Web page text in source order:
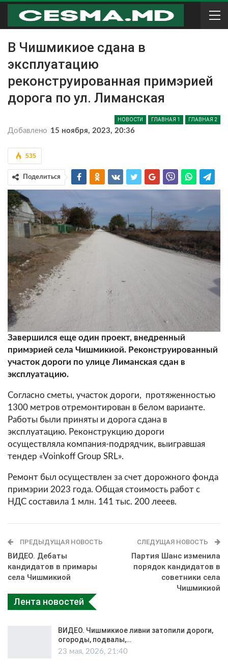
В Чишмикиое сдана в
эксплуатацию
реконструированная примэрией
дорога по ул. Лиманская
НОВОСТИ ГЛАВНАЯ 1 ГЛАВНАЯ 2
Добавлено 15 ноября, 2023, 20:36
535
Поделиться
Завершился еще один проект, внедренный
примэрией села Чишмикиой. Реконструированный
участок дороги по улице Лиманская сдан в
эксплуатацию.
Согласно сметы, участок дороги, протяженностью
1300 метров отремонтирован в белом варианте.
Работы были приняты и дорога сдана в
эксплуатацию. Реконструкцию дороги
осуществляла компания-подрядчик, выигравшая
тендер «Voinkoff Group SRL».
Ремонт был осуществлен за счет дорожного фонда
примэрии 2023 года. Общая стоимость работ с
НДС составила 1 млн. 141 тыс. 200 лееев.
ПРЕДЫДУЩАЯ НОВОСТЬ
ВИДЕО. Дебаты
кандидатов в примары
села Чишмикиой
СЛЕДУЩАЯ НОВОСТЬ
Партия Шанс изменила
порядок кандидатов в
советники села
Чишмикиой
Лента новостей
ВИДЕО. Чишмикиое ливни затопили дороги,
огороды, подвалы,…
23 мая, 2026, 21:40